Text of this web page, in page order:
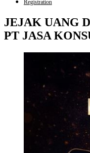
Registration
JEJAK UANG
PT JASA